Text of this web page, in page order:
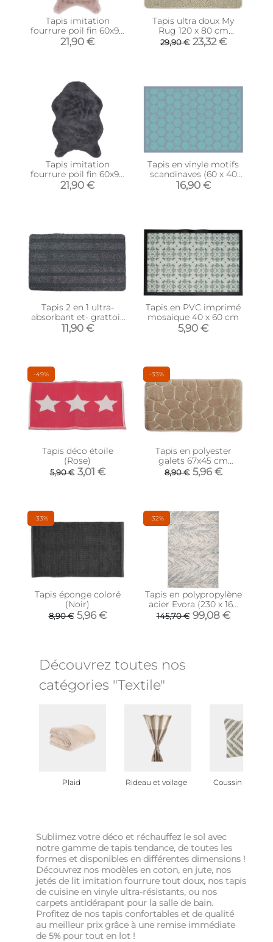
Tapis imitation
fourrure poil fin 60x90
cm (Rose poudré)
21,90 €
Tapis ultra doux My
Rug 120 x 80 cm
(Pierre)
29,90 € 23,32 €
Tapis imitation
fourrure poil fin 60x90
cm (Gris)
21,90 €
Tapis en vinyle motifs
scandinaves (60 x 40
cm)
16,90 €
Tapis 2 en 1 ultra-
absorbant et- grattoir
45x75 cm
11,90 €
Tapis en PVC imprimé
mosaique 40 x 60 cm
5,90 €
-49%
Tapis déco étoile
(Rose)
5,90 € 3,01 €
-33%
Tapis en polyester
galets 67x45 cm
(Beige)
8,90 € 5,96 €
-33%
Tapis éponge coloré
(Noir)
8,90 € 5,96 €
-32%
Tapis en polypropylène
acier Evora (230 x 160
cm)
145,70 € 99,08 €
Découvrez toutes nos
catégories "Textile"
Plaid Rideau et voilage Coussin et plaid
Sublimez votre déco et réchauffez le sol avec
notre gamme de tapis tendance, de toutes les
formes et disponibles en différentes dimensions !
Découvrez nos modèles en coton, en jute, nos
jetés de lit imitation fourrure tout doux, nos tapis
de cuisine en vinyle ultra-résistants, ou nos
carpets antidérapant pour la salle de bain.
Profitez de nos tapis confortables et de qualité
au meilleur prix grâce à une remise immédiate
de 5% pour tout en lot !